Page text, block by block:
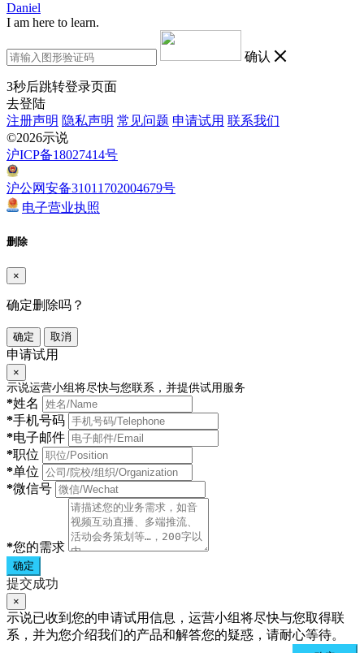
Daniel
I am here to learn.
确认
3秒后跳转登录页面
去登陆
注册声明 隐私声明 常见问题 申请试用 联系我们
©2026示说
沪ICP备18027414号
沪公网安备31011702004679号
电子营业执照
删除
×
确定删除吗？
确定 取消
申请试用
×
示说运营小组将尽快与您联系，并提供试用服务
*姓名
*手机号码
*电子邮件
*职位
*单位
*微信号
*您的需求
确定
提交成功
×
示说已收到您的申请试用信息，运营小组将尽快与您取得联
系，并为您介绍我们的产品和解答您的疑惑，请耐心等待。